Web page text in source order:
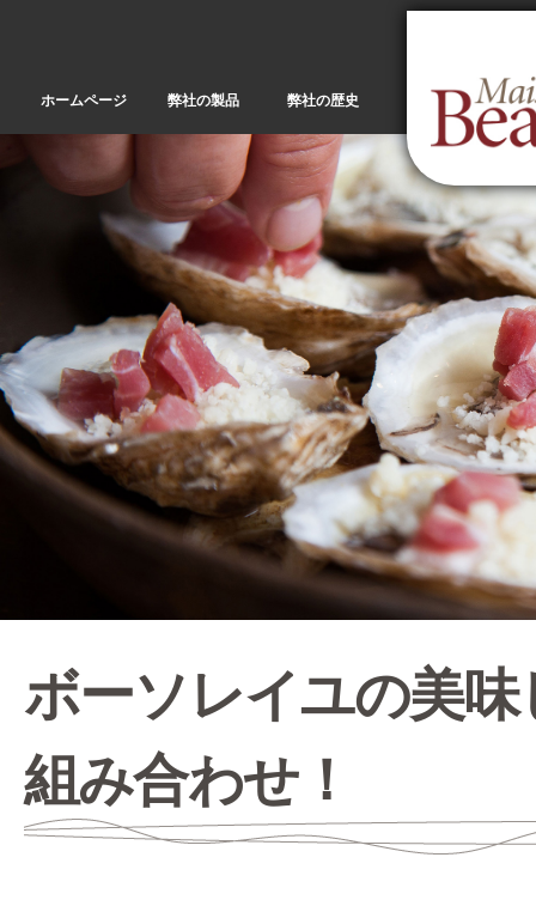
メ
コ
ン
テ
ン
に
動
ホームページ 弊社の製品 弊社の歴史
ボーソレイユの美
組み合わせ！